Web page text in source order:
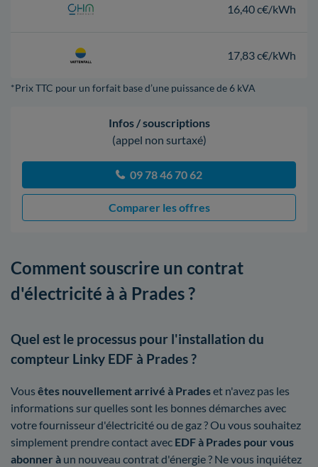
16,40 c€/kWh
17,83 c€/kWh
*Prix TTC pour un forfait base d’une puissance de 6 kVA
Infos / souscriptions
(appel non surtaxé)
09 78 46 70 62
Comparer les offres
Comment souscrire un contrat
d'électricité à à Prades ?
Quel est le processus pour l'installation du
compteur Linky EDF à Prades ?
Vous êtes nouvellement arrivé à Pradeset n'avez pas les
informations sur quelles sont les bonnes démarches avec
votre fournisseur d'électricité ou de gaz ? Ou vous souhaitez
simplement prendre contact avec EDF à Prades pour vous
abonner à un nouveau contrat d'énergie ? Ne vous inquiétez